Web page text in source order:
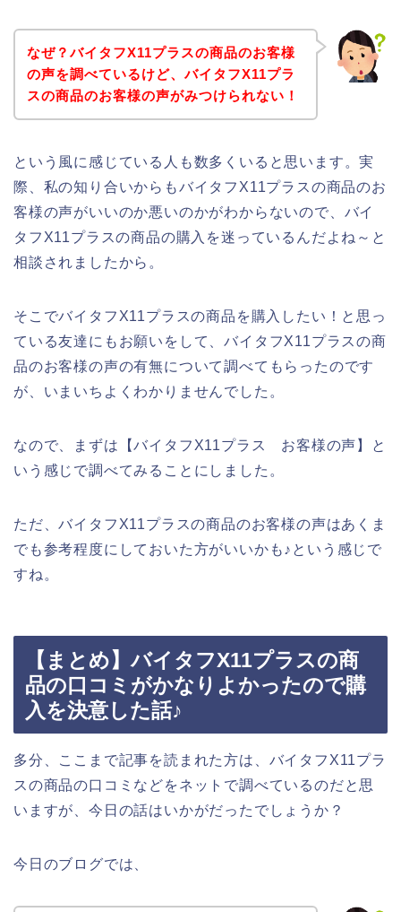
なぜ？バイタフX11プラスの商品のお客様
の声を調べているけど、バイタフX11プラ
スの商品のお客様の声がみつけられない！
という風に感じている人も数多くいると思います。実
際、私の知り合いからもバイタフX11プラスの商品のお
客様の声がいいのか悪いのかがわからないので、バイ
タフX11プラスの商品の購入を迷っているんだよね～と
相談されましたから。
そこでバイタフX11プラスの商品を購入したい！と思っ
ている友達にもお願いをして、バイタフX11プラスの商
品のお客様の声の有無について調べてもらったのです
が、いまいちよくわかりませんでした。
なので、まずは【バイタフX11プラス お客様の声】と
いう感じで調べてみることにしました。
ただ、バイタフX11プラスの商品のお客様の声はあくま
でも参考程度にしておいた方がいいかも♪という感じで
すね。
【まとめ】バイタフX11プラスの商
品の口コミがかなりよかったので購
入を決意した話♪
多分、ここまで記事を読まれた方は、バイタフX11プラ
スの商品の口コミなどをネットで調べているのだと思
いますが、今日の話はいかがだったでしょうか？
今日のブログでは、